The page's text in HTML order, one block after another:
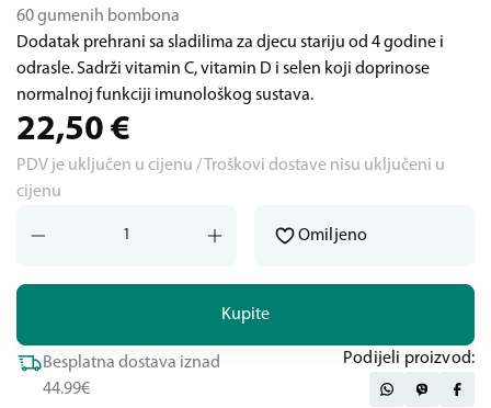
60 gumenih bombona
Dodatak prehrani sa sladilima za djecu stariju od 4 godine i
odrasle. Sadrži vitamin C, vitamin D i selen koji doprinose
normalnoj funkciji imunološkog sustava.
22,50 €
PDV je uključen u cijenu / Troškovi dostave nisu uključeni u
cijenu
Kupite
Omiljeno
Besplatna dostava iznad
44.99€
Podijeli proizvod: